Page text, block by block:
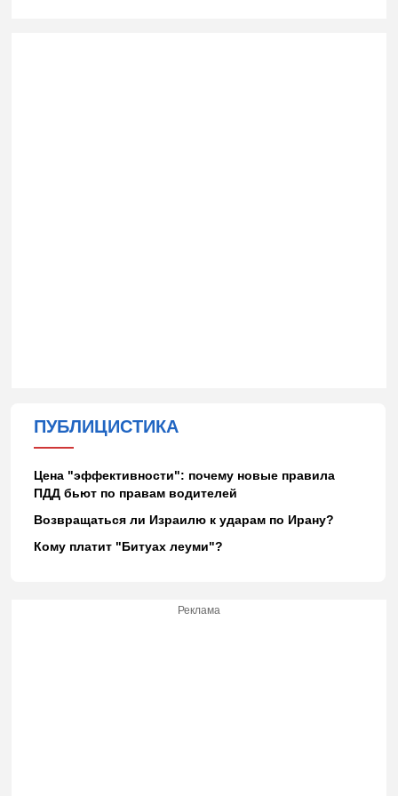
ПУБЛИЦИСТИКА
Цена "эффективности": почему новые правила
ПДД бьют по правам водителей
Возвращаться ли Израилю к ударам по Ирану?
Кому платит "Битуах леуми"?
Реклама